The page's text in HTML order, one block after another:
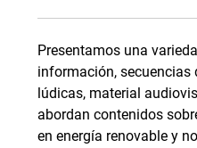
Presentamos una
información,
lúdicas, material
abordan contenidos
en energía renovable y